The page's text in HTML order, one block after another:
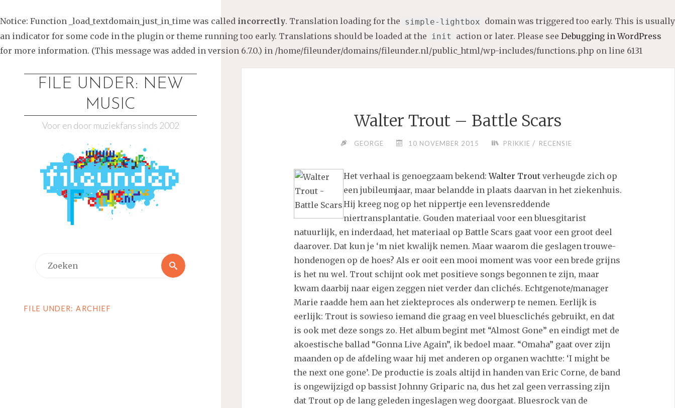
Notice: Function _load_textdomain_just_in_time was called incorrectly. Translation loading for the simple-lightbox domain was triggered too early. This is usually
an indicator for some code in the plugin or theme running too early. Translations should be loaded at the init action or later. Please see Debugging in WordPress
for more information. (This message was added in version 6.7.0.) in /home/fileunder/domains/fileunder.nl/public_html/wp-includes/functions.php on line 6131
FILE UNDER: NEW
MUSIC
Voor en door muziekfans sinds 2002
Zoeken
FILE UNDER: ARCHIEF
Walter Trout – Battle Scars
GEORGE 10 NOVEMBER 2015 PRIKKIE / RECENSIE
Het verhaal is genoegzaam bekend:Walter Troutverheugde zich op
een jubileumjaar, maar belandde in plaats daarvan in het ziekenhuis.
Hij kreeg nog op het nippertje een levensreddende
niertransplantatie. Gouden materiaal voor een bluesgitarist
natuurlijk, en inderdaad, het materiaal op Battle Scars gaat voor een groot deel
daarover. Dat kun je ‘m niet kwalijk nemen. Maar waarom die geslagen trouwe-
hondenogen op de hoes? Als er ooit een mooi moment was voor een brede grijns
is het nu wel. Trout schijnt ook met positieve songs begonnen te zijn, maar
kwam daarbij naar eigen zeggen niet verder dan clichés. Echtgenote/manager
Marie raadde hem aan het ziekteproces als onderwerp te nemen. Eerlijk is
eerlijk: Trout is sowieso iemand die graag en veel bluesclichés gebruikt, en dat
is ook met deze songs zo. Het album begint met “Almost Gone” en eindigt met de
akoestische ballad “Gonna Live Again”, ik bedoel maar. “Omaha” gaat over zijn
maanden op de afdeling waar hij met anderen op organen wachtte: ‘I might be
the next one gone’. De productie is zoals altijd in handen van Eric Corne, de band
is ongewijzigd op bassist Johnny Griparic na, dus het zal geen verrassing zijn
dat Trout op de lang geleden ingeslagen weg doorgaat. Bluesrock van de